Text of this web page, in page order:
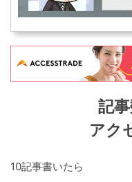
記
アク
10記事書いたら